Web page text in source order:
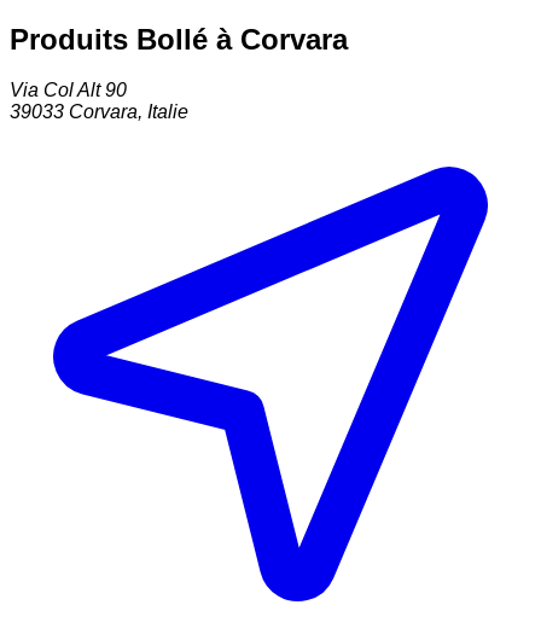
Produits Bollé à Corvara
Via Col Alt 90
39033 Corvara, Italie